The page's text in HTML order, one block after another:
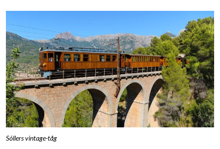
Sóllers vintage-tåg